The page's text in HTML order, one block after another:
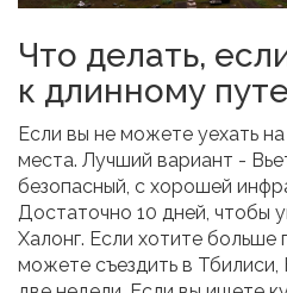
Что делать,
к длинному
Если вы не можете уехать
места. Лучший вариант -
безопасный, с хорошей
Достаточно 10 дней, чтобы
Халонг. Если хотите больше
можете съездить в